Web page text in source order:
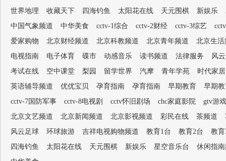
世界地理
收藏天下 四海钓鱼 太阳花在线 天元围棋 新娱乐
中国气象频道
中华美食 cctv-1综合 cctv-2财经 cctv-3综艺
爱家购物
北京财经频道 北京科教频道 北京青年频道
北京生活
电视指南
电子体育 碟市 动感音乐 读书频道 法律服务
风
考试在线
空中课堂 梨园 留学世界 汽摩 青年学苑
时代家居
英语辅导频道
优优宝贝 孕育指南 孕育指南 早期教育
早期
cctv-7国防军事
cctv-8电视剧 cctv怀旧剧场 chc家庭影院
gtv游
北京文艺频道
北京新闻频道 北京影视频道 彩民在线 茶频道
风云足球
环球旅游 吉祥电视购物频道 教育1台 教育2台
教
四海钓鱼
太阳花在线 天元围棋 新娱乐 星空音乐台
休闲指